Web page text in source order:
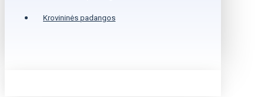
Krovininės padangos